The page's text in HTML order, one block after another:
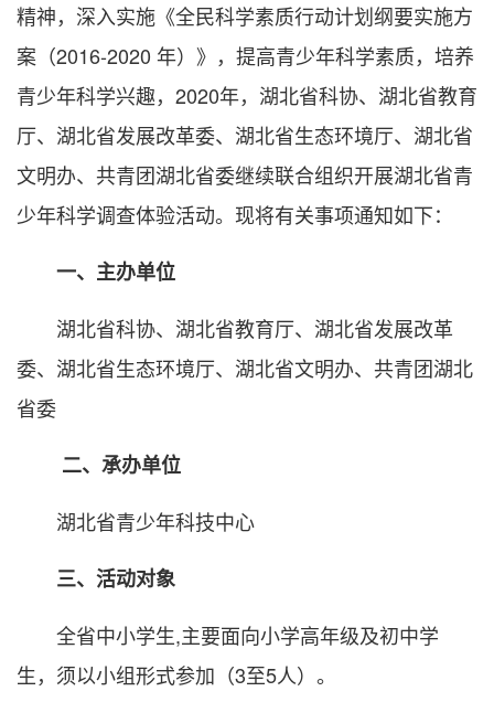
精神，深入实施《全民科学素质行动计划纲要实施方
案（2016-2020 年）》，提高青少年科学素质，培养
青少年科学兴趣，2020年，湖北省科协、湖北省教育
厅、湖北省发展改革委、湖北省生态环境厅、湖北省
文明办、共青团湖北省委继续联合组织开展湖北省青
少年科学调查体验活动。现将有关事项通知如下：
一、主办单位
湖北省科协、湖北省教育厅、湖北省发展改革
委、湖北省生态环境厅、湖北省文明办、共青团湖北
省委
二、承办单位
湖北省青少年科技中心
三、活动对象
全省中小学生,主要面向小学高年级及初中学
生，须以小组形式参加（3至5人）。